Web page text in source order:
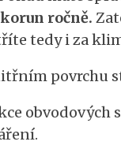
ročně.
tedy i za
povrchu
obvodových